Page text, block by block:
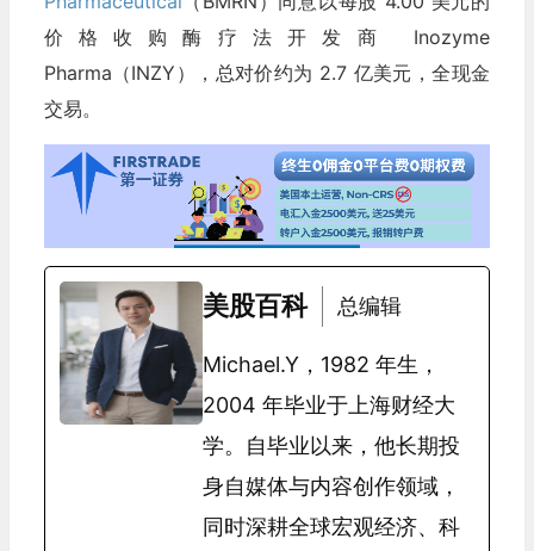
价格收购酶疗法开发商 Inozyme
Pharma（INZY），总对价约为 2.7 亿美元，全现金
交易。
美股百科 总编辑
Michael.Y，1982 年生，
2004 年毕业于上海财经大
学。自毕业以来，他长期投
身自媒体与内容创作领域，
同时深耕全球宏观经济、科